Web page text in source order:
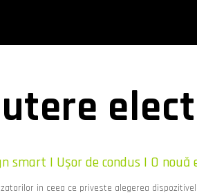
smart | Ușor de condus | O nouă
in ceea ce priveste alegerea